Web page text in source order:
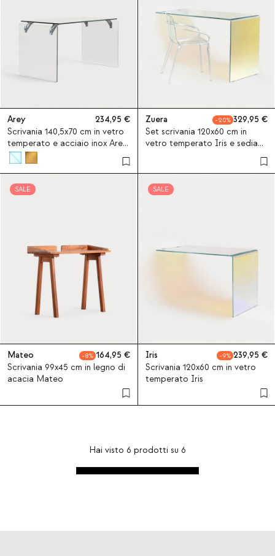
Arey
234,95
Scrivania 140,5x70 cm in vetro
temperato e acciaio inox Arey
- Vetro trasparente
Zuera 20
329,95
Set scrivania 120x60 cm in
vetro temperato Iris e sedia
con braccioli in policarbonato
SALE
Mateo 8
164,95
Scrivania 99x45 cm in legno di
acacia Mateo
SALE
Iris 9
239,95
Scrivania 120x60 cm in vetro
temperato Iris
Hai visto 6 prodotti su 6